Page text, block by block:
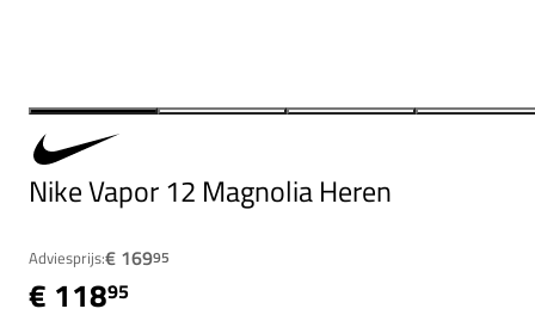
Nike Vapor 12 Magnolia Heren
Adviesprijs:€ 16995
€ 11895